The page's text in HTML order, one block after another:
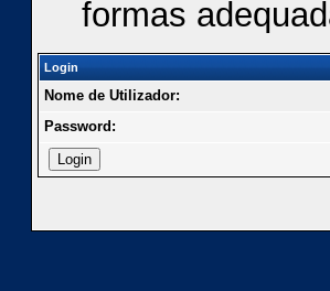
formas
Login
Nome de Utilizador:
Password: